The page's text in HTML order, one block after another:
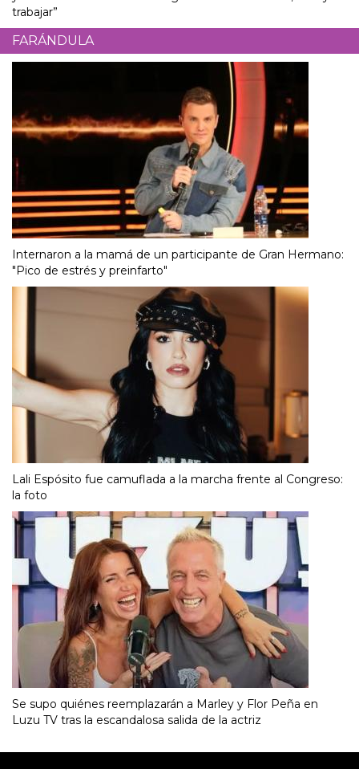
trabajar”
FARÁNDULA
Internaron a la mamá de un participante de Gran Hermano:
"Pico de estrés y preinfarto"
Lali Espósito fue camuflada a la marcha frente al Congreso:
la foto
Se supo quiénes reemplazarán a Marley y Flor Peña en
Luzu TV tras la escandalosa salida de la actriz